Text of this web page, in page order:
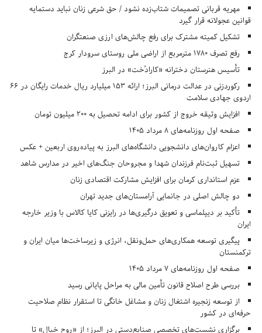
مهریه قربانی تصمیمات شتاب‌زده نشود / حق شرعی زنان نباید دستمایه
قوانین عجولانه قرار گیرد
تشکیل کمیته مشترک برای رفع چالش‌های ارزی صنعتگران
رفع تصرف ۱۷۸۰ مترمربع از اراضی ملی روستای سرودار کرج
تأسیس هنرستان دخترانه «کارادُخت» در البرز
رکوردزنی در عدالت درمانی البرز؛ ارائه ۱۵۳ میلیارد ریال خدمات رایگان در ۶۶
اردوی جهادی سلامت
افزایش وثیقه خروج از کشور برای ادامه تحصیل به ۲۰۰ میلیون تومان
صفحه اول روزنامه‌های 8 مرداد 1405
اعزام کاروان‌های دانشجویی دانشگاه‌های البرز به پیاده‌روی اربعین + عکس
تسهیل ثبت‌نام فرزندان شهدا و مجروحان جنگ‌های اخیر در مدارس شاهد
عزم استانداری کرمان برای افزایش مشارکت اقتصادی زنان
دو چالش اصلی در جانمایی آرامستان‌های جدید تهران
تأکید بر دیپلماسی و تعویق درگیری‌ها در رایزنی کایا کالاس با وزیر خارجه
ایران
پیگیری توسعه همکاری‌های حمل‌ونقل، انرژی و زیرساخت‌ها میان ایران و
ترکمنستان
صفحه اول روزنامه‌های 7 مرداد 1405
بررسی طرح اصلاح قانون تأمین مالی به مراحل پایانی رسید
از توسعه زنجیره اشتغال زنان و مشاغل خانگی تا استقرار نظام صلاحیت
حرفه‌ای در کشور
برگزاری نشست‌های تخصصی صنایع‌دستی در البرز؛ از «روح خیال» تا